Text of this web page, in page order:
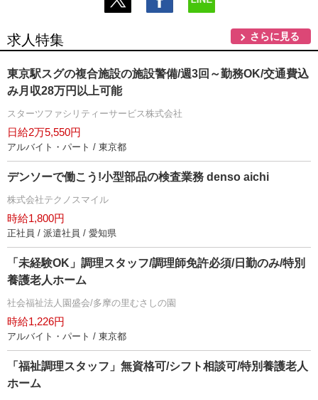
求人特集 さらに見る
東京駅スグの複合施設の施設警備/週3回～勤務OK/交通費込
み月収28万円以上可能
スターツファシリティーサービス株式会社
日給2万5,550円
アルバイト・パート / 東京都
デンソーで働こう!小型部品の検査業務 denso aichi
株式会社テクノスマイル
時給1,800円
正社員 / 派遣社員 / 愛知県
「未経験OK」調理スタッフ/調理師免許必須/日勤のみ/特別
養護老人ホーム
社会福祉法人園盛会/多摩の里むさしの園
時給1,226円
アルバイト・パート / 東京都
「福祉調理スタッフ」無資格可/シフト相談可/特別養護老人
ホーム